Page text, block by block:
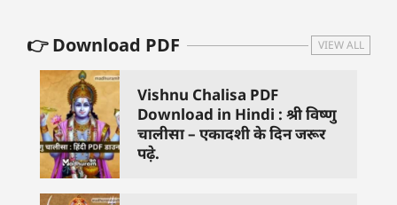
👉 Download PDF VIEW ALL
Vishnu Chalisa PDF
Download in Hindi : श्री विष्णु
चालीसा – एकादशी के दिन जरूर
पढ़े.